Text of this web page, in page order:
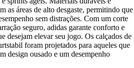
as áreas de alto desgaste, permitindo que
sem distrações. Com um corte
seguro, adidas garante conforto e
desejam elevar seu jogo. Os calçados de
foram projetados para aqueles que
design ousado e um desempenho